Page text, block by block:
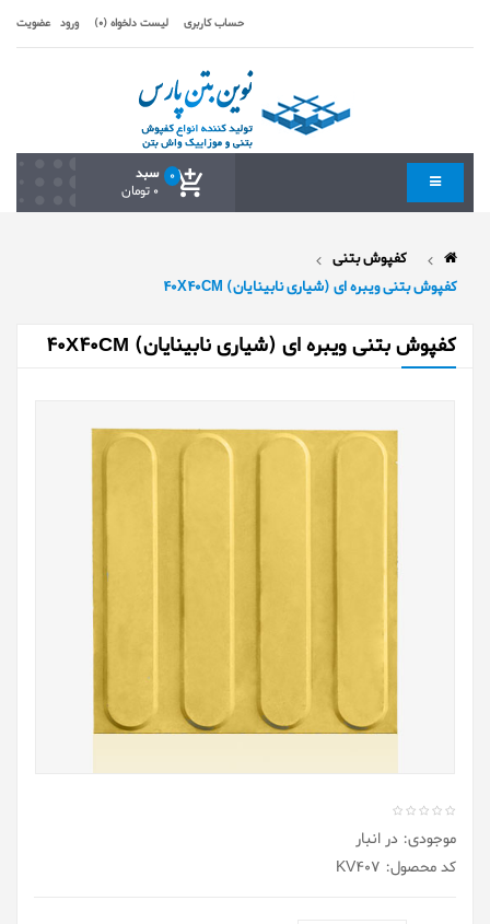
حساب کاربری لیست دلخواه (0) ورود عضویت
سبد 0
0 تومان
کفپوش بتنی
کفپوش بتنی ویبره ای (شیاری نابینایان) 40X40CM
کفپوش بتنی ویبره ای (شیاری نابینایان) 40X40CM
موجودی: در انبار
کد محصول: KV407